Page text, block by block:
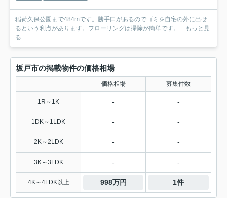
稲荷久保公園まで484mです。勝手口があるのでゴミを自宅の外に出せ
るという利点があります。フローリングは掃除が簡単です。... もっと見
る
坂戸市の掲載物件の価格相場
価格相場 募集件数
1R～1K - -
1DK～1LDK - -
2K～2LDK - -
3K～3LDK - -
4K～4LDK以上 998万円 1件